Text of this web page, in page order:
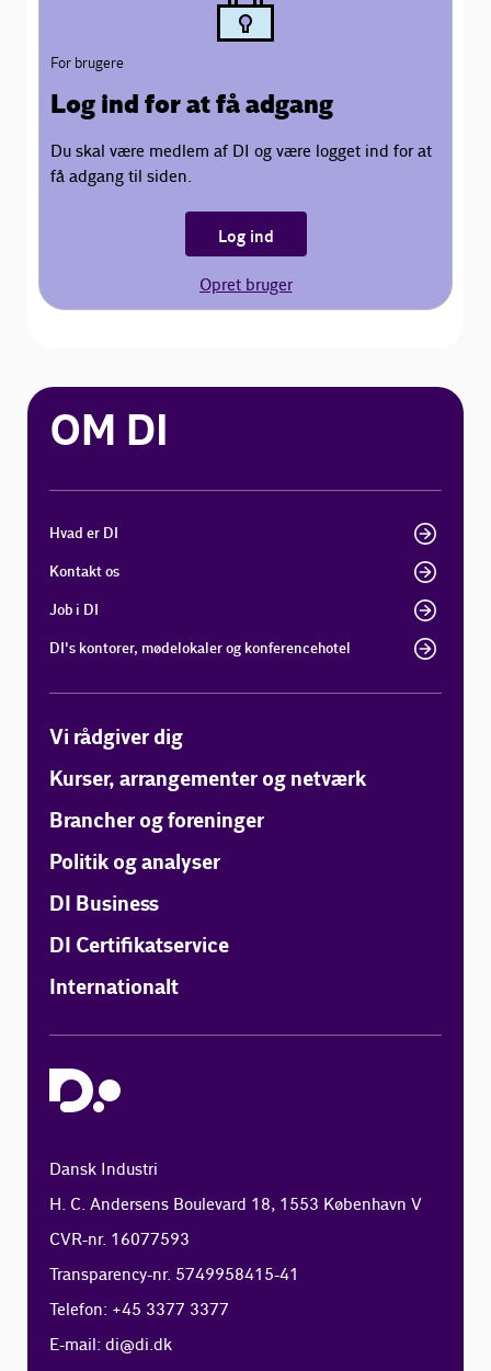
For brugere
Log ind for at få adgang
Du skal være medlem af DI og være logget ind for at
få adgang til siden.
Log ind
Opret bruger
OM DI
Hvad er DI
Kontakt os
Job i DI
DI's kontorer, mødelokaler og konferencehotel
Vi rådgiver dig
Kurser, arrangementer og netværk
Brancher og foreninger
Politik og analyser
DI Business
DI Certifikatservice
Internationalt
Dansk Industri
H. C. Andersens Boulevard 18, 1553 København V
CVR-nr. 16077593
Transparency-nr. 5749958415-41
Telefon: +45 3377 3377
E-mail:di@di.dk